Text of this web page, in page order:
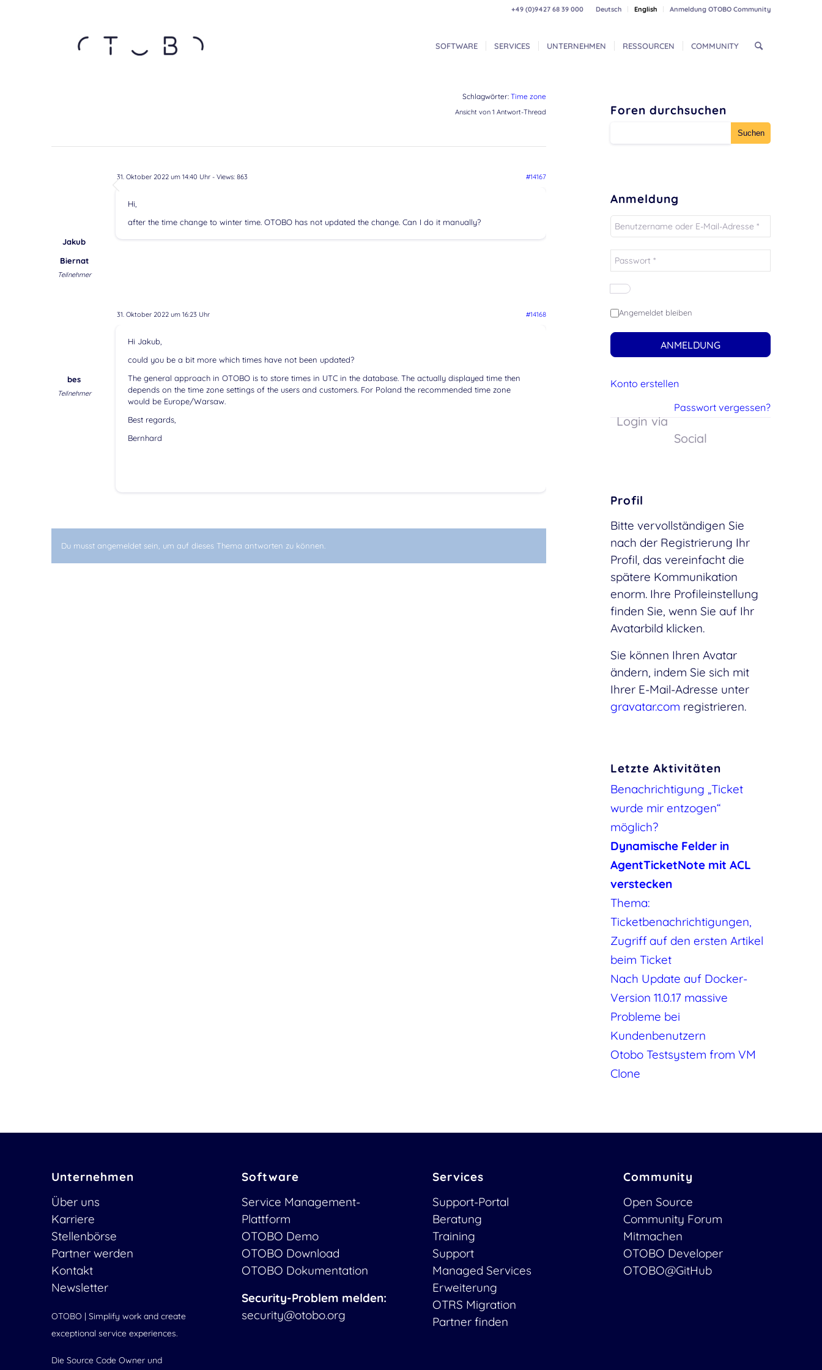
Deutsch English Anmeldung OTOBO Community
+49 (0)9427 68 39 000
SOFTWARE SERVICES UNTERNEHMEN RESSOURCEN COMMUNITY
Schlagwörter: Time zone
Ansicht von 1 Antwort-Thread
31. Oktober 2022 um 14:40 Uhr- Views: 863 #14167
Jakub
Biernat
Teilnehmer
Hi,
after the time change to winter time. OTOBO has not updated the change. Can I do it manually?
31. Oktober 2022 um 16:23 Uhr #14168
bes
Teilnehmer
Hi Jakub,
could you be a bit more which times have not been updated?
The general approach in OTOBO is to store times in UTC in the database. The actually displayed time then
depends on the time zone settings of the users and customers. For Poland the recommended time zone
would be Europe/Warsaw.
Best regards,
Bernhard
Du musst angemeldet sein, um auf dieses Thema antworten zu können.
Foren durchsuchen
Anmeldung
Angemeldet bleiben
ANMELDUNG
Konto erstellen
Passwort vergessen?
Login via
Social
Profil
Bitte vervollständigen Sie
nach der Registrierung Ihr
Profil, das vereinfacht die
spätere Kommunikation
enorm. Ihre Profileinstellung
finden Sie, wenn Sie auf Ihr
Avatarbild klicken.
Sie können Ihren Avatar
ändern, indem Sie sich mit
Ihrer E-Mail-Adresse unter
gravatar.com registrieren.
Letzte Aktivitäten
Benachrichtigung „Ticket
wurde mir entzogen“
möglich?
Dynamische Felder in
AgentTicketNote mit ACL
verstecken
Thema:
Ticketbenachrichtigungen,
Zugriff auf den ersten Artikel
beim Ticket
Nach Update auf Docker-
Version 11.0.17 massive
Probleme bei
Kundenbenutzern
Otobo Testsystem from VM
Clone
Unternehmen
Über uns
Karriere
Stellenbörse
Partner werden
Kontakt
Newsletter
OTOBO | Simplify work and create
exceptional service experiences.
Die Source Code Owner und
Software
Service Management-
Plattform
OTOBO Demo
OTOBO Download
OTOBO Dokumentation
Security-Problem melden:
security@otobo.org
Services
Support-Portal
Beratung
Training
Support
Managed Services
Erweiterung
OTRS Migration
Partner finden
Community
Open Source
Community Forum
Mitmachen
OTOBO Developer
OTOBO@GitHub